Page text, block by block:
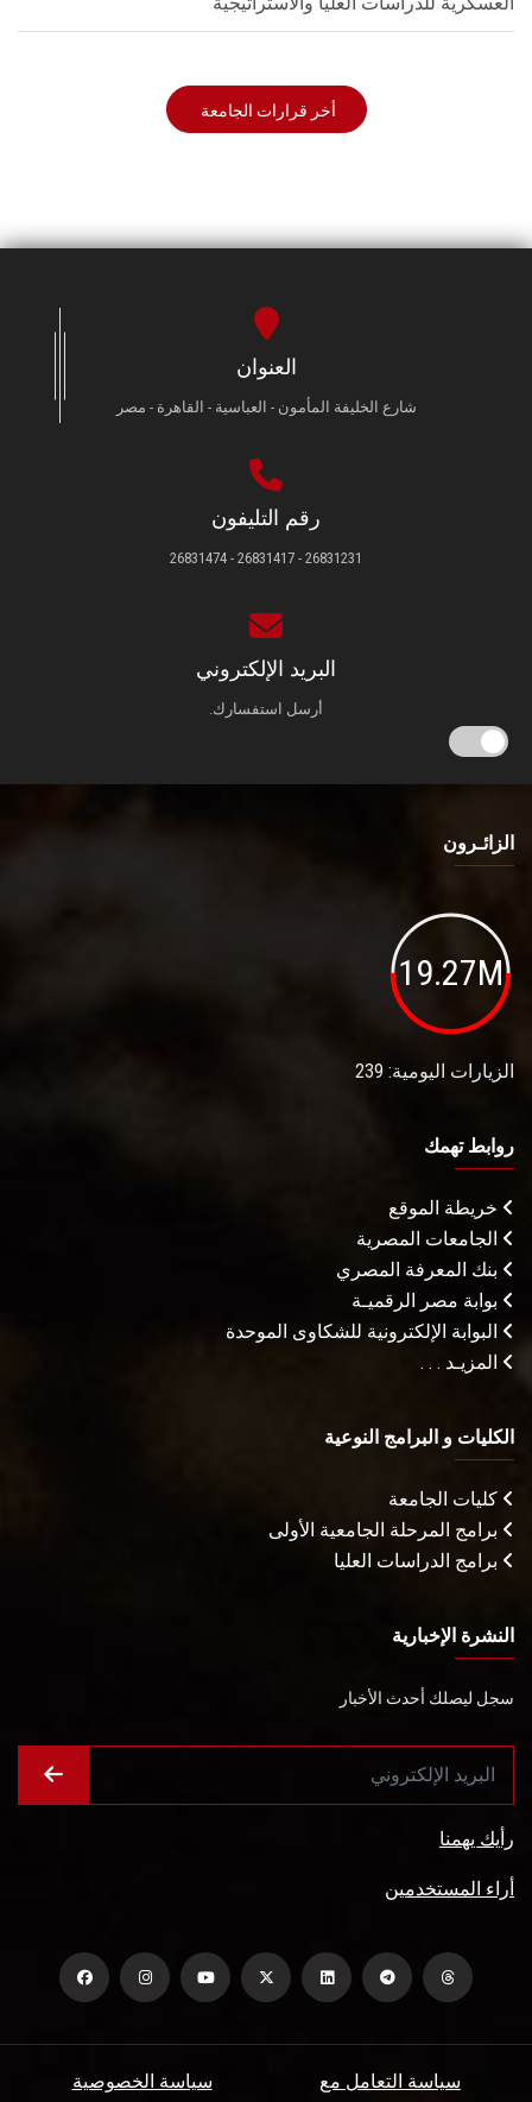
أخر قرارات الجامعة
العنوان
شارع الخليفة المأمون - العباسية - القاهرة - مصر
رقم التليفون
26831231 - 26831417 - 26831474
البريد الإلكتروني
أرسل استفسارك.
الزائـرون
19.27M
الزيارات اليومية: 239
روابط تهمك
خريطة الموقع
الجامعات المصرية
بنك المعرفة المصري
بوابة مصر الرقميـة
البوابة الإلكترونية للشكاوى الموحدة
المزيـد . . .
الكليات و البرامج النوعية
كليات الجامعة
برامج المرحلة الجامعية الأولى
برامج الدراسات العليا
النشرة الإخبارية
سجل ليصلك أحدث الأخبار
رأيك يهمنا
أراء المستخدمين
سياسة الخصوصية
سياسة التعامل مع